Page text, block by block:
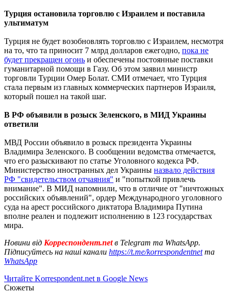
Турция остановила торговлю с Израилем и поставила
ультиматум
Турция не будет возобновлять торговлю с Израилем, несмотря
на то, что та приносит 7 млрд долларов ежегодно, пока не
будет прекращен огонь и обеспечены постоянные поставки
гуманитарной помощи в Газу. Об этом заявил министр
торговли Турции Омер Болат. СМИ отмечает, что Турция
стала первым из главных коммерческих партнеров Израиля,
который пошел на такой шаг.
В РФ объявили в розыск Зеленского, в МИД Украины
ответили
МВД России объявило в розыск президента Украины
Владимира Зеленского. В сообщении ведомства отмечается,
что его разыскивают по статье Уголовного кодекса РФ.
Министерство иностранных дел Украины назвало действия
РФ "свидетельством отчаяния" и "попыткой привлечь
внимание". В МИД напомнили, что в отличие от "ничтожных
российских объявлений", ордер Международного уголовного
суда на арест российского диктатора Владимира Путина
вполне реален и подлежит исполнению в 123 государствах
мира.
Новини від Корреспондент.netв Telegram та WhatsApp.
Підписуйтесь на наші канали https://t.me/korrespondentnetта
WhatsApp
Читайте Korrespondent.net в Google News
Сюжеты